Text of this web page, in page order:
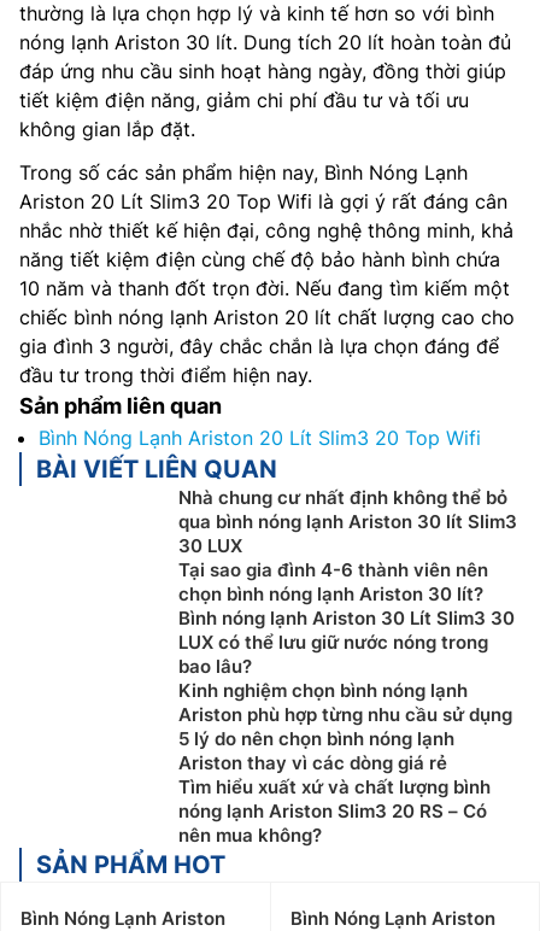
thường là lựa chọn hợp lý và kinh tế hơn so với bình
nóng lạnh Ariston 30 lít. Dung tích 20 lít hoàn toàn đủ
đáp ứng nhu cầu sinh hoạt hàng ngày, đồng thời giúp
tiết kiệm điện năng, giảm chi phí đầu tư và tối ưu
không gian lắp đặt.
Trong số các sản phẩm hiện nay, Bình Nóng Lạnh
Ariston 20 Lít Slim3 20 Top Wifi là gợi ý rất đáng cân
nhắc nhờ thiết kế hiện đại, công nghệ thông minh, khả
năng tiết kiệm điện cùng chế độ bảo hành bình chứa
10 năm và thanh đốt trọn đời. Nếu đang tìm kiếm một
chiếc bình nóng lạnh Ariston 20 lít chất lượng cao cho
gia đình 3 người, đây chắc chắn là lựa chọn đáng để
đầu tư trong thời điểm hiện nay.
Sản phẩm liên quan
Bình Nóng Lạnh Ariston 20 Lít Slim3 20 Top Wifi
BÀI VIẾT LIÊN QUAN
Nhà chung cư nhất định không thể bỏ
qua bình nóng lạnh Ariston 30 lít Slim3
30 LUX
Tại sao gia đình 4-6 thành viên nên
chọn bình nóng lạnh Ariston 30 lít?
Bình nóng lạnh Ariston 30 Lít Slim3 30
LUX có thể lưu giữ nước nóng trong
bao lâu?
Kinh nghiệm chọn bình nóng lạnh
Ariston phù hợp từng nhu cầu sử dụng
5 lý do nên chọn bình nóng lạnh
Ariston thay vì các dòng giá rẻ
Tìm hiểu xuất xứ và chất lượng bình
nóng lạnh Ariston Slim3 20 RS – Có
nên mua không?
SẢN PHẨM HOT
Bình Nóng Lạnh Ariston
Bình Nóng Lạnh Ariston